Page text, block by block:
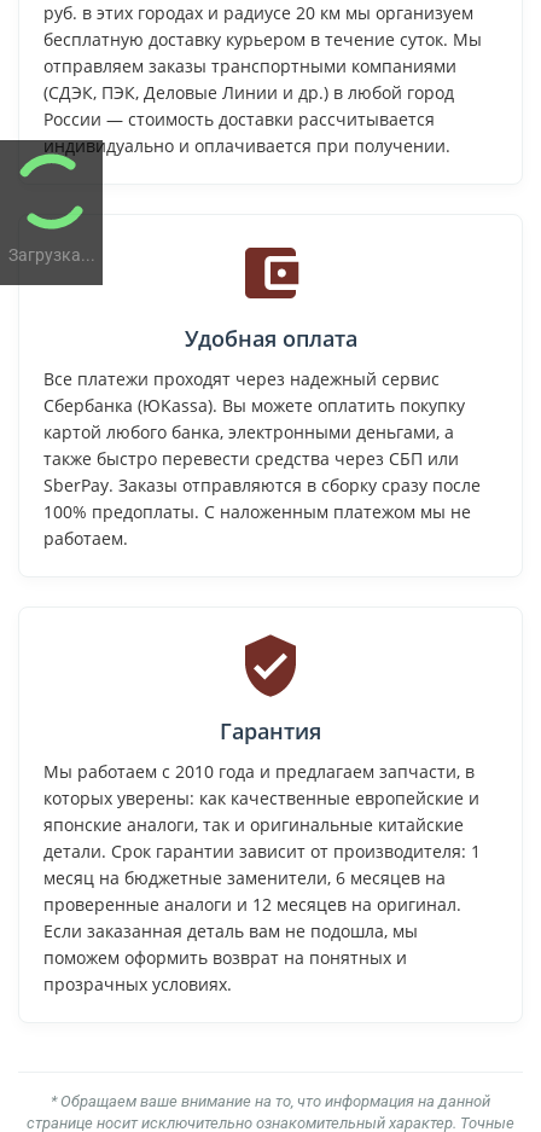
Загрузка...
руб. в этих городах и радиусе 20 км мы организуем
бесплатную доставку курьером в течение суток. Мы
отправляем заказы транспортными компаниями
(СДЭК, ПЭК, Деловые Линии и др.) в любой город
России — стоимость доставки рассчитывается
индивидуально и оплачивается при получении.
Удобная оплата
Все платежи проходят через надежный сервис
Сбербанка (ЮKassa). Вы можете оплатить покупку
картой любого банка, электронными деньгами, а
также быстро перевести средства через СБП или
SberPay. Заказы отправляются в сборку сразу после
100% предоплаты. С наложенным платежом мы не
работаем.
Гарантия
Мы работаем с 2010 года и предлагаем запчасти, в
которых уверены: как качественные европейские и
японские аналоги, так и оригинальные китайские
детали. Срок гарантии зависит от производителя: 1
месяц на бюджетные заменители, 6 месяцев на
проверенные аналоги и 12 месяцев на оригинал.
Если заказанная деталь вам не подошла, мы
поможем оформить возврат на понятных и
прозрачных условиях.
* Обращаем ваше внимание на то, что информация на данной
странице носит исключительно ознакомительный характер. Точные